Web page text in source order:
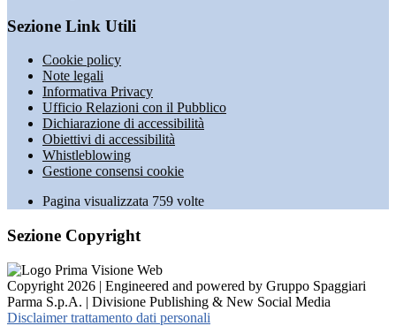
Sezione Link Utili
Cookie policy
Note legali
Informativa Privacy
Ufficio Relazioni con il Pubblico
Dichiarazione di accessibilità
Obiettivi di accessibilità
Whistleblowing
Gestione consensi cookie
Pagina visualizzata 759 volte
Sezione Copyright
Copyright 2026 | Engineered and powered by Gruppo Spaggiari
Parma S.p.A. | Divisione Publishing & New Social Media
Disclaimer trattamento dati personali